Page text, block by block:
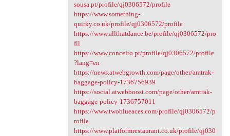
sousa.pt/profile/qj0306572/profile
https://www.something-
quirky.co.uk/profile/qj0306572/profile
https://www.allthatdance.be/profile/qj0306572/pro
fil
https://www.conceito.pt/profile/qj0306572/profile
?lang=en
https://news.atwebgrowth.com/page/other/amtrak-
baggage-policy-1736756939
https://social.atwebboost.com/page/other/amtrak-
baggage-policy-1736757011
https://www.twoblueaces.com/profile/qj0306572/p
rofile
https://www.platformrestaurant.co.uk/profile/qj030